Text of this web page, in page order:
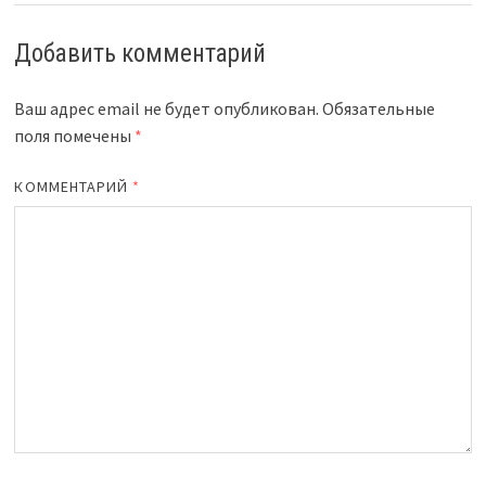
Добавить комментарий
Ваш адрес email не будет опубликован. Обязательные
поля помечены *
КОММЕНТАРИЙ *